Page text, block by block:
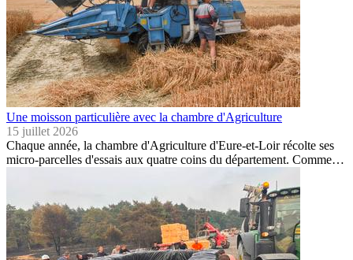
Une moisson particulière avec la chambre d'Agriculture
15 juillet 2026
Chaque année, la chambre d'Agriculture d'Eure-et-Loir récolte ses
micro-parcelles d'essais aux quatre coins du département. Comme…